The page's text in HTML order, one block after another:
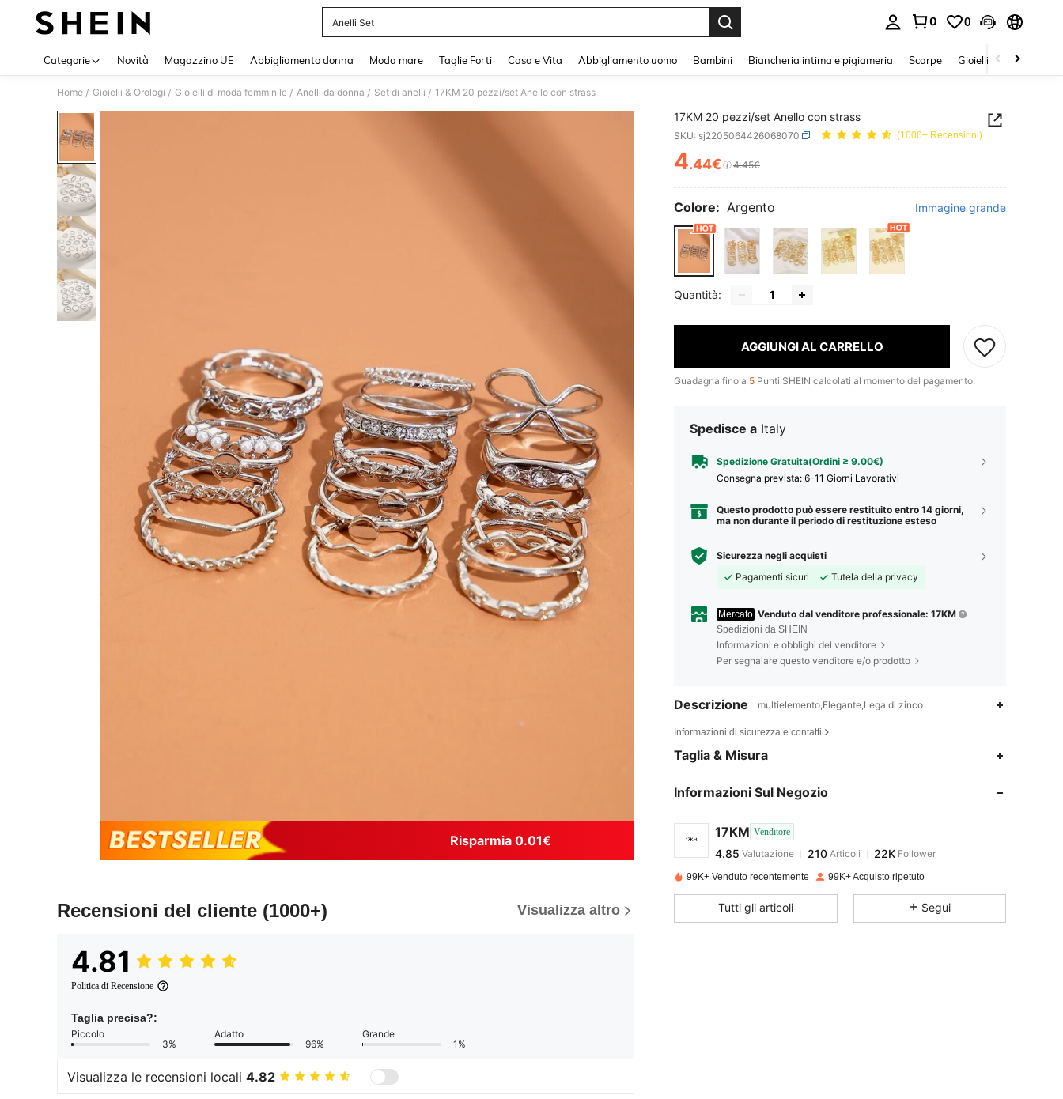
Anelli Set
0 0
Categorie Novità Magazzino UE Abbigliamento donna Moda mare Taglie Forti Casa e Vita Abbigliamento uomo Bambini Biancheria intima e pigiameria Scarpe Gioielli E Accessori
Home / Gioielli & Orologi / Gioielli di moda femminile / Anelli da donna / Set di anelli / 17KM 20 pezzi/set Anello con strass
Risparmia 0.01€
Recensioni del cliente (1000+) Visualizza altro
4.81
Politica di Recensione
Taglia precisa?:
Piccolo
3%
Adatto
96%
Grande
1%
Visualizza le recensioni locali 4.82
17KM 20 pezzi/set Anello con strass
SKU: sj2205064426068070 (1000+ Recensioni)
PRICE AND AVAILABILITY
4.44€ 4.45€
Colore: Argento Immagine grande
Quantità:
AGGIUNGI AL CARRELLO
Guadagna fino a 5 Punti SHEIN calcolati al momento del pagamento.
Spedisce a Italy
Spedizione Gratuita(Ordini ≥ 9.00€)
Consegna prevista: 6-11 Giorni Lavorativi
Questo prodotto può essere restituito entro 14 giorni,
ma non durante il periodo di restituzione esteso
Sicurezza negli acquisti
Pagamenti sicuri
Tutela della privacy
Mercato Venduto dal venditore professionale: 17KM
Spedizioni da SHEIN
Informazioni e obblighi del venditore
Per segnalare questo venditore e/o prodotto
Descrizione multielemento,Elegante,Lega di zinco
Informazioni di sicurezza e contatti
Taglia & Misura
Informazioni Sul Negozio
17KM Venditore
4.85
4.85 210
Valutazione
d***epagato1 giorno fa
99K+ Venduto recentemente 99K+ Acquisto ripetuto
Tutti gli articoli Segui